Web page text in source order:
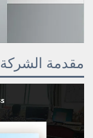
مقدمة الشركة